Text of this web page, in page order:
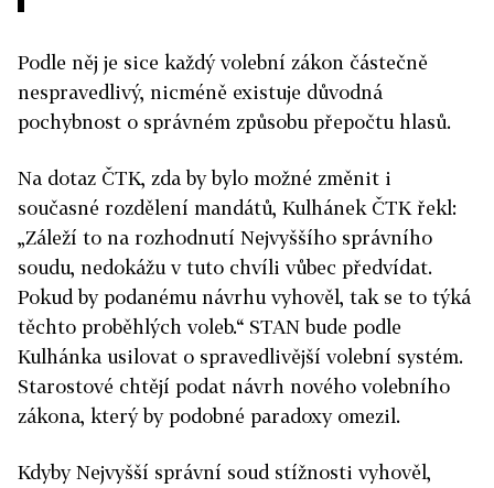
Podle něj je sice každý volební zákon částečně
nespravedlivý, nicméně existuje důvodná
pochybnost o správném způsobu přepočtu hlasů.
Na dotaz ČTK, zda by bylo možné změnit i
současné rozdělení mandátů, Kulhánek ČTK řekl:
„Záleží to na rozhodnutí Nejvyššího správního
soudu, nedokážu v tuto chvíli vůbec předvídat.
Pokud by podanému návrhu vyhověl, tak se to týká
těchto proběhlých voleb.“ STAN bude podle
Kulhánka usilovat o spravedlivější volební systém.
Starostové chtějí podat návrh nového volebního
zákona, který by podobné paradoxy omezil.
Kdyby Nejvyšší správní soud stížnosti vyhověl,